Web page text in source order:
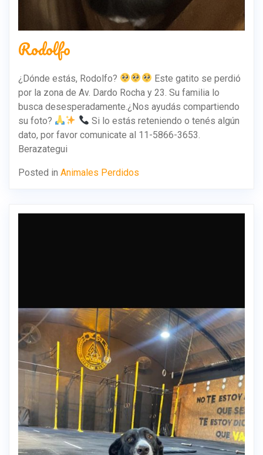
Rodolfo
¿Dónde estás, Rodolfo?
Este gatito se perdió
por la zona de Av. Dardo Rocha y 23. Su familia lo
busca desesperadamente.¿Nos ayudás compartiendo
su foto?
Si lo estás reteniendo o tenés algún
dato, por favor comunicate al 11-5866-3653.
Berazategui
Posted in Animales Perdidos